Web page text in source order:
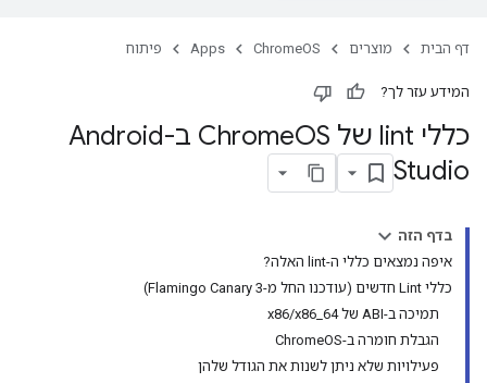
דף הבית מוצרים ChromeOS
Apps פיתוח
המידע עזר לך?
כללי lint של Chrome
OS ב-Android
Studio
בדף הזה
איפה נמצאים כללי ה-lint האלה?
כללי Lint חדשים (עודכנו החל מ-Flamingo Canary 3)
תמיכה ב-ABI של x86/x86_64
הגבלת חומרה ב-ChromeOS
פעילויות שלא ניתן לשנות את הגודל שלהן